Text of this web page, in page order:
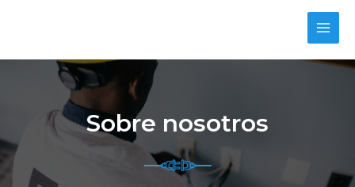
Sobre nosotros